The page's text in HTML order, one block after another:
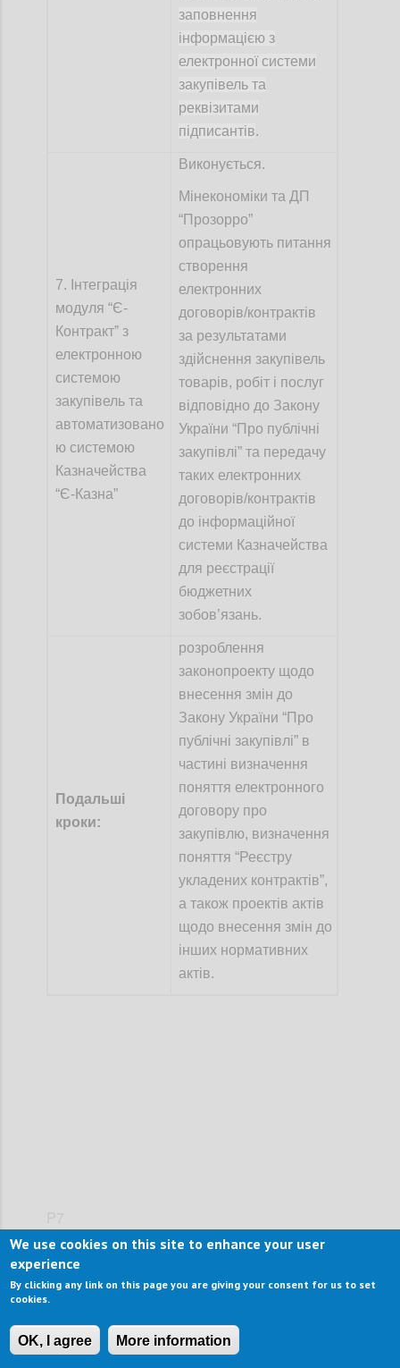
заповнення
інформацією з
електронної системи
закупівель та
реквізитами
підписантів.
7. Інтеграція
модуля “Є-
Контрактˮ з
електронною
системою
закупівель та
автоматизовано
ю системою
Казначейства
“Є-Казна”
Виконується.
Мінекономіки та ДП
“Прозорро”
опрацьовують питання
створення
електронних
договорів/контрактів
за результатами
здійснення закупівель
товарів, робіт і послуг
відповідно до Закону
України “Про публічні
закупівлі” та передачу
таких електронних
договорів/контрактів
до інформаційної
системи Казначейства
для реєстрації
бюджетних
зобов’язань.
Подальші
кроки:
розроблення
законопроекту щодо
внесення змін до
Закону України “Про
публічні закупівлі” в
частині визначення
поняття електронного
договору про
закупівлю, визначення
поняття “Реєстру
укладених контрактів”,
а також проектів актів
щодо внесення змін до
інших нормативних
актів.
Назва заходу:
Забезпечення
державної власності
Дати початку і
закінчення
січень 2021 р. —
грудень 2022 р.)
We use cookies on this site to enhance your user
experience
By clicking any link on this page you are giving your consent for us to set
cookies.
OK, I agree More information